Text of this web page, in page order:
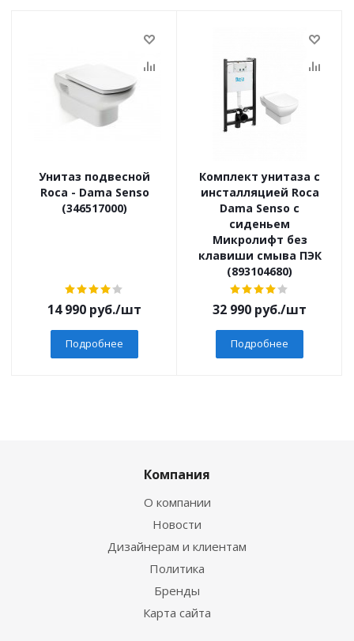
Унитаз подвесной
Roca - Dama Senso
(346517000)
14 990 руб./шт
Подробнее
Комплект унитаза с
инсталляцией Roca
Dama Senso с
сиденьем
Микролифт без
клавиши смыва ПЭК
(893104680)
32 990 руб./шт
Подробнее
Компания
О компании
Новости
Дизайнерам и клиентам
Политика
Бренды
Карта сайта